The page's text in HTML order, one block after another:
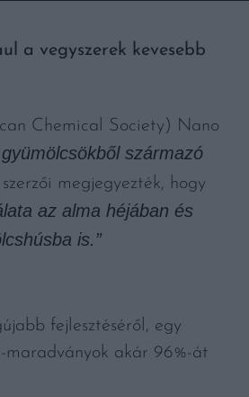
a vegyszerek kevesebb
Chemical Society) Nano
gyümölcsökből származó
megjegyezték, hogy
az alma héjában és
is.”
fejlesztéséről, egy
maradványok akár 96%-át